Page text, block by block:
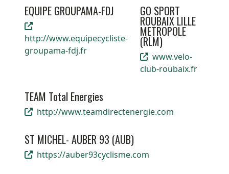
EQUIPE GROUPAMA-FDJ
http://www.equipecycliste-
groupama-fdj.fr
GO SPORT
ROUBAIX LILLE
METROPOLE
(RLM)
www.velo-
club-roubaix.fr
TEAM Total Energies
http://www.teamdirectenergie.com
ST MICHEL- AUBER 93 (AUB)
https://auber93cyclisme.com